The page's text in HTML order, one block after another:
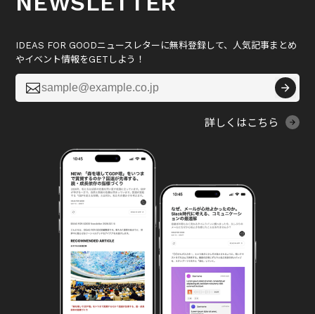
IDEAS FOR GOODニュースレターに無料登録して、人気記事まとめ
やイベント情報をGETしよう！

詳しくはこちら